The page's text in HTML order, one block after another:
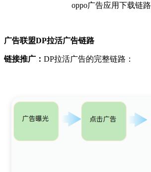
oppo广告应用下载链路
广告联盟DP拉活广告链路
链接推广： DP拉活广告的完整链路：